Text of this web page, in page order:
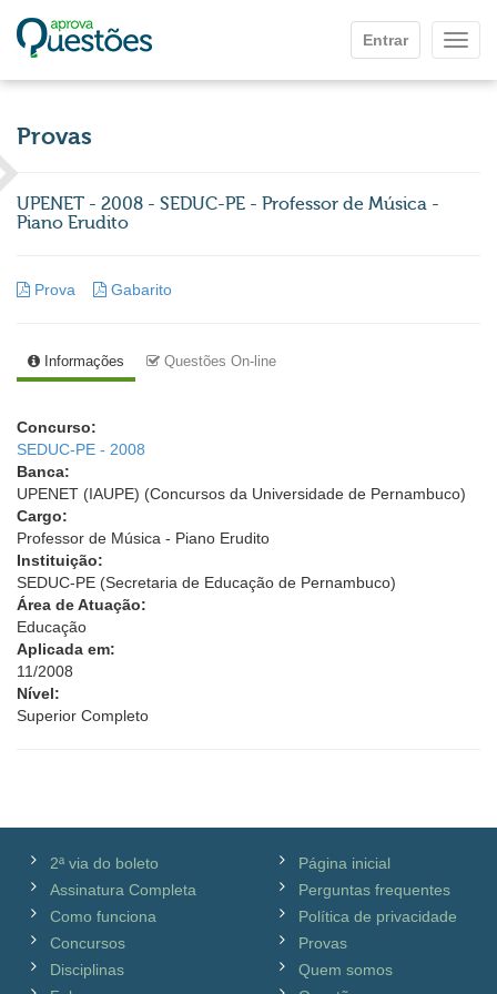
Entrar
Provas
UPENET - 2008 - SEDUC-PE - Professor de Música -
Piano Erudito
Prova Gabarito
Informações Questões On-line
Concurso:
SEDUC-PE - 2008
Banca:
UPENET (IAUPE) (Concursos da Universidade de Pernambuco)
Cargo:
Professor de Música - Piano Erudito
Instituição:
SEDUC-PE (Secretaria de Educação de Pernambuco)
Área de Atuação:
Educação
Aplicada em:
11/2008
Nível:
Superior Completo
2ª via do boleto
Assinatura Completa
Como funciona
Concursos
Disciplinas
Página inicial
Perguntas frequentes
Política de privacidade
Provas
Quem somos